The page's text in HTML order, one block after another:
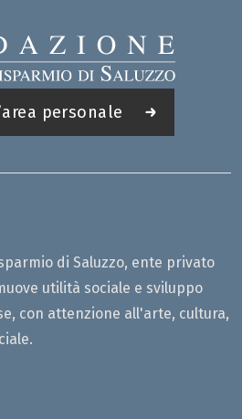
personale
di Saluzzo, ente privato
utilità sociale e sviluppo
con attenzione all'arte, cultura,